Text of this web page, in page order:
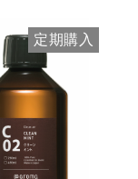
定期購入